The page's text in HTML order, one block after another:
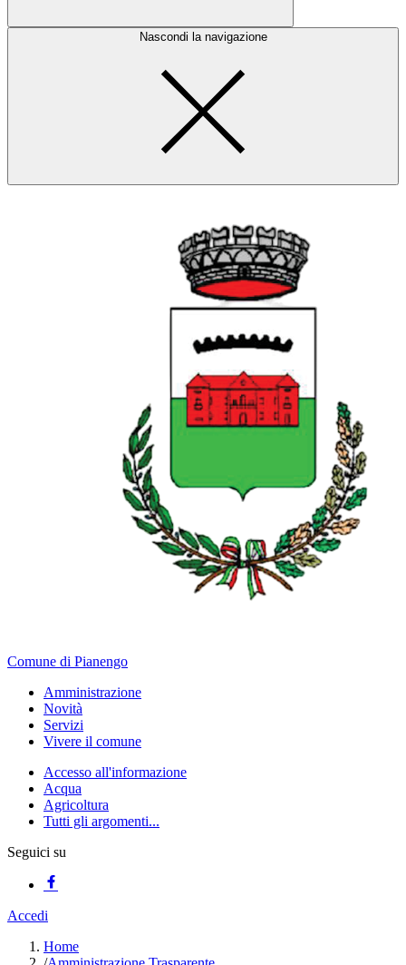
Nascondi la navigazione
Comune di Pianengo
Amministrazione
Novità
Servizi
Vivere il comune
Accesso all'informazione
Acqua
Agricoltura
Tutti gli argomenti...
Seguici su
Accedi
Home